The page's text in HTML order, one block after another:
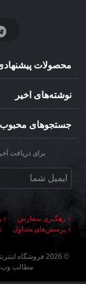
محصولات
نوشته‌های اخیر
جستجوهای محبوب
برای دریافت
رهگیری سفارش
پرسش‌های متداول
©
2026 فروشگاه
مطالب